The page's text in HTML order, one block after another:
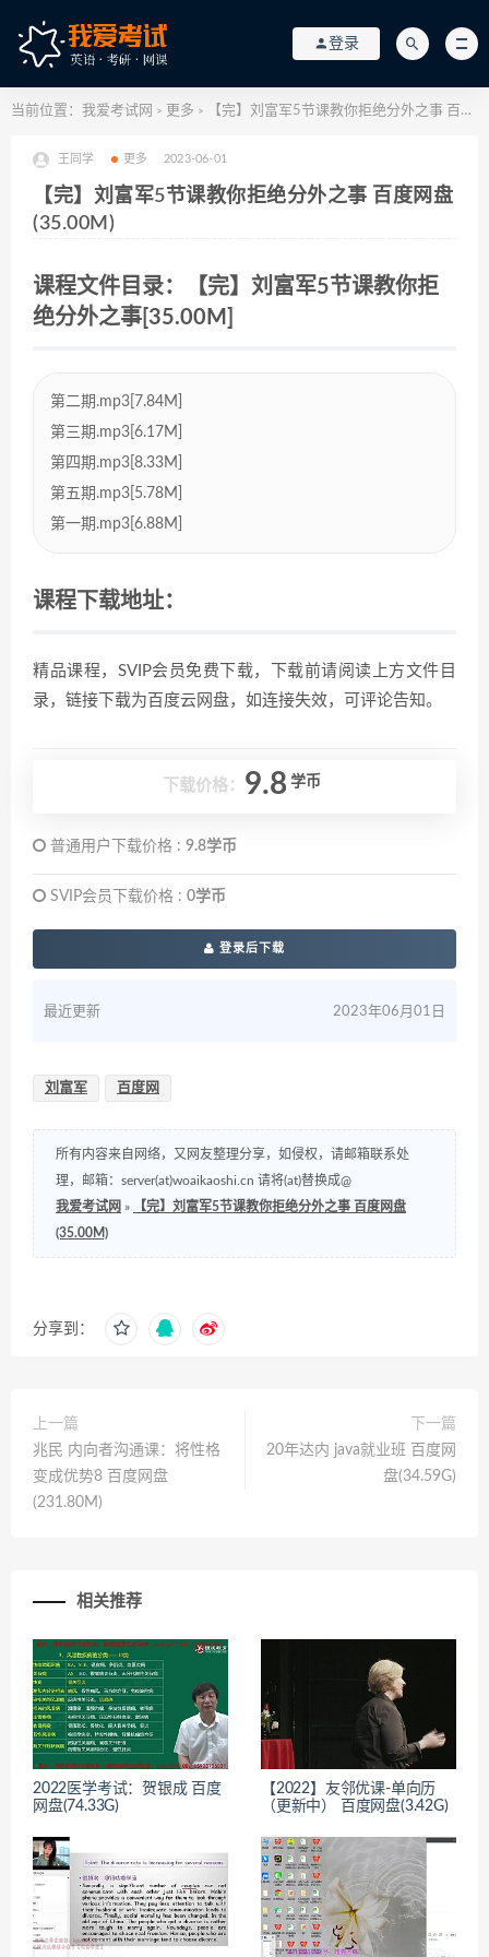
登录
当前位置： 我爱考试网 > 更多 > 【完】刘富军5节课教你拒绝分外之事 百度网盘(35.00M)
王同学 更多 2023-06-01
【完】刘富军5节课教你拒绝分外之事 百度网盘
(35.00M)
课程文件目录：【完】刘富军5节课教你拒
绝分外之事[35.00M]
第二期.mp3[7.84M]
第三期.mp3[6.17M]
第四期.mp3[8.33M]
第五期.mp3[5.78M]
第一期.mp3[6.88M]
课程下载地址：
精品课程，SVIP会员免费下载，下载前请阅读上方文件目
录，链接下载为百度云网盘，如连接失效，可评论告知。
下载价格： 9.8 学币
普通用户下载价格 : 9.8学币
SVIP会员下载价格 : 0学币
登录后下载
最近更新 2023年06月01日
刘富军 百度网
所有内容来自网络，又网友整理分享，如侵权，请邮箱联系处
理，邮箱：server(at)woaikaoshi.cn 请将(at)替换成@
我爱考试网 »
【完】刘富军5节课教你拒绝分外之事 百度网盘
(35.00M)
分享到：
上一篇
兆民 内向者沟通课：将性格
变成优势8 百度网盘
(231.80M)
下一篇
20年达内 java就业班 百度网
盘(34.59G)
相关推荐
2022医学考试：贺银成 百度
网盘(74.33G)
【2022】友邻优课-单向历
（更新中） 百度网盘(3.42G)